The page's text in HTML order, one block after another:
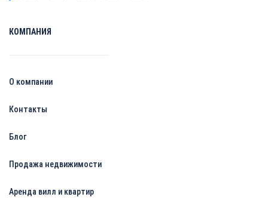
КОМПАНИЯ
О компании
Контакты
Блог
Продажа недвижимости
Аренда вилл и квартир